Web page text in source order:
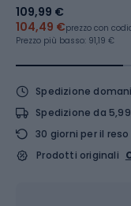
109,99 €
104,49 €prezzo con
Prezzo più basso: 91,19 €
Spedizione
Spedizione da
30 giorni per il reso
Prodotti originali